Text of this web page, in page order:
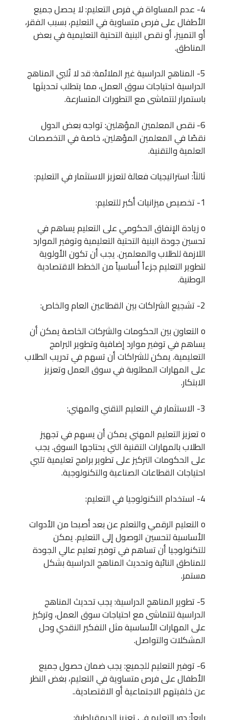
4- عدم المساواة في فرص التعليم: لا يحصل جميع
الأطفال على فرص متساوية في التعليم، بسبب الفقر،
أو التمييز، أو نقص البنية التحتية التعليمية في بعض
المناطق.
5- المناهج الدراسية غير الملائمة: قد لا تُلبي المناهج
الدراسية احتياجات سوق العمل، مما يتطلب تحديثها
باستمرار لتتماشى مع التطورات المتسارعة.
6- نقص المعلمين المؤهلين: تواجه بعض الدول
نقصًا في المعلمين المؤهلين، خاصة في التخصصات
العلمية والتقنية.
ثالثاً: استراتيجيات فعالة لتعزيز الاستثمار في التعليم:
1- تخصيص ميزانيات أكبر للتعليم:
o زيادة الإنفاق الحكومي على التعليم يساهم في
تحسين جودة البنية التحتية التعليمية وتوفير الموارد
اللازمة للطلاب والمعلمين. يجب أن تكون الأولوية
لتطوير التعليم جزءاً أساسياً من الخطط الاقتصادية
الوطنية.
2- تشجيع الشراكات بين القطاعين العام والخاص:
o التعاون بين الحكومات والشركات الخاصة يمكن أن
يساهم في توفير موارد إضافية وتطوير البرامج
التعليمية. يمكن للشراكات أن تسهم في تدريب الطلاب
على المهارات المطلوبة في سوق العمل وتعزيز
الابتكار.
3- الاستثمار في التعليم التقني والمهني:
o تعزيز التعليم المهني يمكن أن يسهم في تجهيز
الطلاب بالمهارات التقنية التي يحتاجها السوق. يجب
على الحكومات التركيز على تطوير برامج تعليمية تلبي
احتياجات القطاعات الصناعية والتكنولوجية.
4- استخدام التكنولوجيا في التعليم:
o التعليم الرقمي والتعلم عن بعد أصبحا من الأدوات
الأساسية لتحسين الوصول إلى التعليم. يمكن
للتكنولوجيا أن تساهم في توفير تعليم عالي الجودة
للمناطق النائية وتحديث المناهج الدراسية بشكل
مستمر.
5- تطوير المناهج الدراسية: يجب تحديث المناهج
الدراسية لتتماشى مع احتياجات سوق العمل، وتركيز
على المهارات الأساسية مثل التفكير النقدي وحل
المشكلات والتواصل.
6- توفير التعليم للجميع: يجب ضمان حصول جميع
الأطفال على فرص متساوية في التعليم، بغض النظر
عن خلفيتهم الاجتماعية أو الاقتصادية..